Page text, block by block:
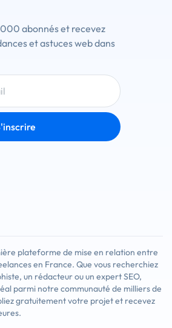
abonnés et recevez
et astuces web dans
plateforme de mise en relation entre
en France. Que vous recherchiez
un rédacteur ou un expert SEO,
parmi notre communauté de milliers de
gratuitement votre projet et recevez